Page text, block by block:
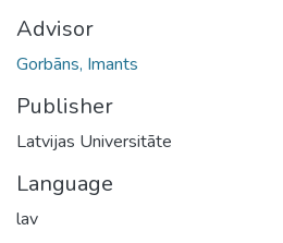
Advisor
Gorbāns, Imants
Publisher
Latvijas Universitāte
Language
lav